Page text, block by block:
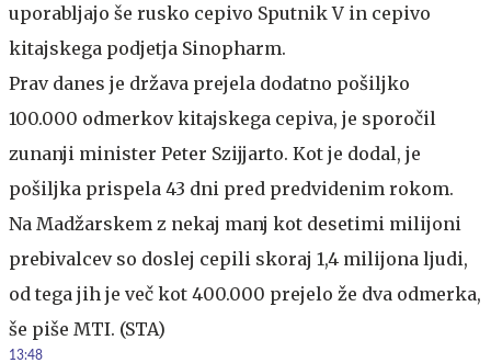
uporabljajo še rusko cepivo Sputnik V in cepivo
kitajskega podjetja Sinopharm.
Prav danes je država prejela dodatno pošiljko
100.000 odmerkov kitajskega cepiva, je sporočil
zunanji minister Peter Szijjarto. Kot je dodal, je
pošiljka prispela 43 dni pred predvidenim rokom.
Na Madžarskem z nekaj manj kot desetimi milijoni
prebivalcev so doslej cepili skoraj 1,4 milijona ljudi,
od tega jih je več kot 400.000 prejelo že dva odmerka,
še piše MTI. (STA)
13:48